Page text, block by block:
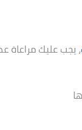
، يجب عليك مراعاة